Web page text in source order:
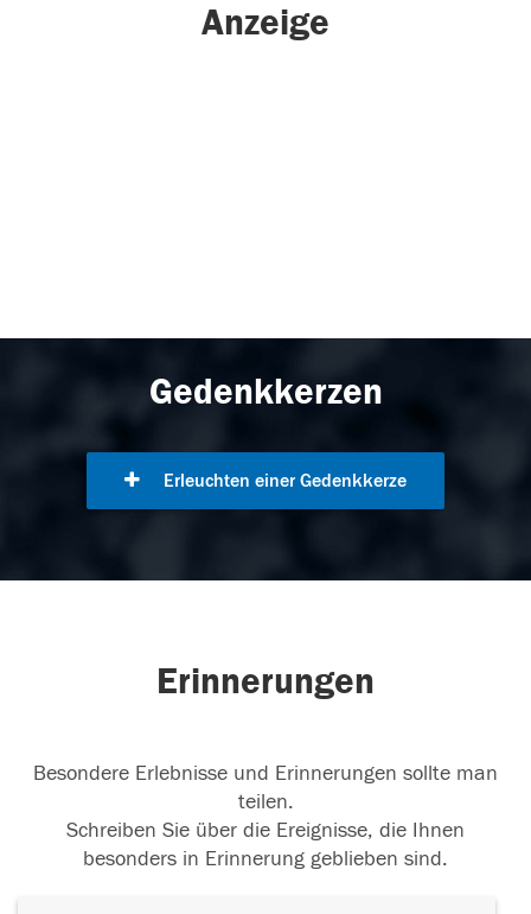
Anzeige
Gedenkkerzen
Erleuchten einer Gedenkkerze
Erinnerungen
Besondere Erlebnisse und Erinnerungen sollte man
teilen.
Schreiben Sie über die Ereignisse, die Ihnen
besonders in Erinnerung geblieben sind.